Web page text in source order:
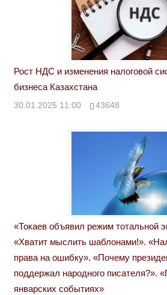
Рост НДС и изменения налоговой
бизнеса Казахстана
30.01.2025 11:00 43648
«Токаев объявил режим тотальной
«Хватит мыслить шаблонами!».
права на ошибку». «Почему
поддержал народного писателя?».
январских событиях»